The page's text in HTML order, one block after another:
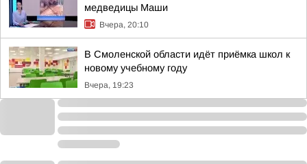
медведицы Маши
Вчера, 20:10
В Смоленской области идёт приёмка школ к
новому учебному году
Вчера, 19:23